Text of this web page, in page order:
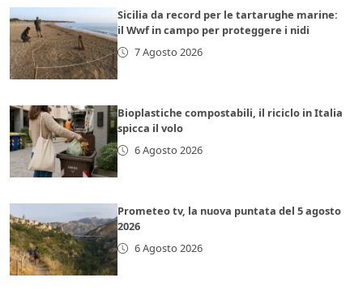
Sicilia da record per le tartarughe marine:
il Wwf in campo per proteggere i nidi
7 Agosto 2026
Bioplastiche compostabili, il riciclo in Italia
spicca il volo
6 Agosto 2026
Prometeo tv, la nuova puntata del 5 agosto
2026
6 Agosto 2026